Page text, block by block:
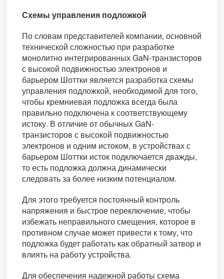
Схемы управления подложкой
По словам представителей компании, основной
технической сложностью при разработке
монолитно интегрированных GaN-транзисторов
с высокой подвижностью электронов и
барьером Шоттки является разработка схемы
управления подложкой, необходимой для того,
чтобы кремниевая подложка всегда была
правильно подключена к соответствующему
истоку. В отличие от обычных GaN-
транзисторов с высокой подвижностью
электронов и одним истоком, в устройствах с
барьером Шоттки исток подключается дважды,
то есть подложка должна динамически
следовать за более низким потенциалом.
Для этого требуется постоянный контроль
напряжения и быстрое переключение, чтобы
избежать неправильного смещения, которое в
противном случае может привести к тому, что
подложка будет работать как обратный затвор и
влиять на работу устройства.
Для обеспечения надежной работы схема